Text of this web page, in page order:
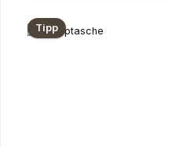
Tipp